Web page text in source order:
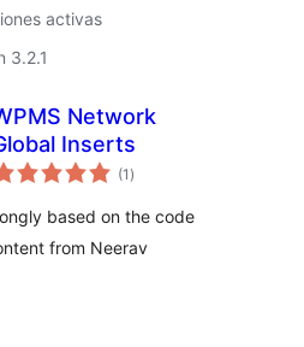
activas
3.2.1
Network
Inserts
(1 evaluación
total
)
based on the code
from Neerav